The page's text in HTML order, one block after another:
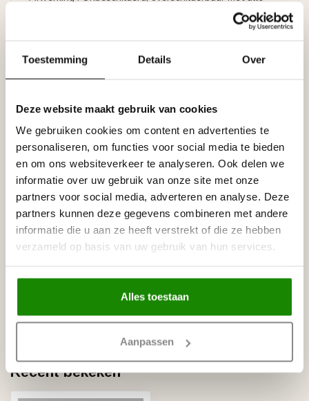
Toestemming Details Over
Deze website maakt gebruik van cookies
We gebruiken cookies om content en advertenties te
personaliseren, om functies voor social media te bieden
en om ons websiteverkeer te analyseren. Ook delen we
informatie over uw gebruik van onze site met onze
partners voor social media, adverteren en analyse. Deze
partners kunnen deze gegevens combineren met andere
informatie die u aan ze heeft verstrekt of die ze hebben
verzameld op basis van uw gebruik van hun services.
Alles toestaan
Aanpassen
verven op waterbasis, zoals acrylverf, latex of muurverf
Prijs per lijst (= 2 meter)
Specificaties
Reviews
Tags
Gerelateerde producten
NMC
NMC Adefix lijmkoker 310 ml
Op voorraad
sierlijsten t/m 8 cm, (Small)
Recent bekeken